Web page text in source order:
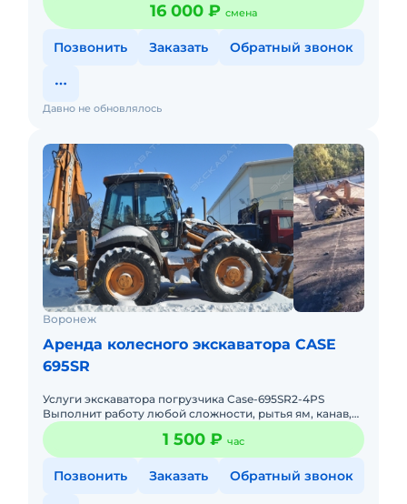
16 000 ₽ смена
Позвонить Заказать Обратный звонок
Давно не обновлялось
Воронеж
Аренда колесного экскаватора CASE
695SR
Услуги экскаватора погрузчика Case-695SR2-4PS
Выполнит работу любой сложности, рытья ям, канав,
траншей, котлованов, планирование, погрузо
разгрузочные работы,1 500 ₽ час
Позвонить Заказать Обратный звонок